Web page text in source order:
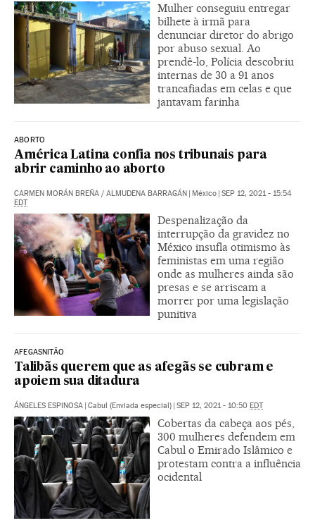
Mulher conseguiu entregar
bilhete à irmã para
denunciar diretor do abrigo
por abuso sexual. Ao
prendê-lo, Polícia descobriu
internas de 30 a 91 anos
trancafiadas em celas e que
jantavam farinha
ABORTO
América Latina confia nos tribunais para
abrir caminho ao aborto
CARMEN MORÁN BREÑA / ALMUDENA BARRAGÁN | México | SEP 12, 2021 - 15:54
EDT
Despenalização da
interrupção da gravidez no
México insufla otimismo às
feministas em uma região
onde as mulheres ainda são
presas e se arriscam a
morrer por uma legislação
punitiva
AFEGASNITÃO
Talibãs querem que as afegãs se cubram e
apoiem sua ditadura
ÁNGELES ESPINOSA | Cabul (Enviada especial) | SEP 12, 2021 - 10:50 EDT
Cobertas da cabeça aos pés,
300 mulheres defendem em
Cabul o Emirado Islâmico e
protestam contra a influência
ocidental